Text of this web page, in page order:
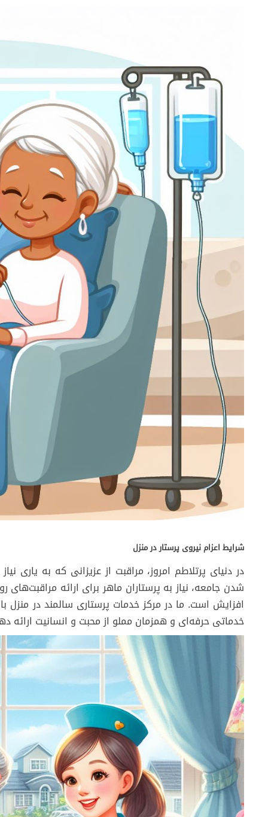
شرایط اعزام نیروی پرستار در منزل
در دنیای پرتلاطم امروز، مراقبت از عزیزانی که به یاری
شدن جامعه، نیاز به پرستاران ماهر برای ارائه مراقبت‌های
افزایش است. ما در مرکز خدمات پرستاری سالمند در منزل
خدماتی حرفه‌ای و همزمان مملو از محبت و انسانیت ارائه